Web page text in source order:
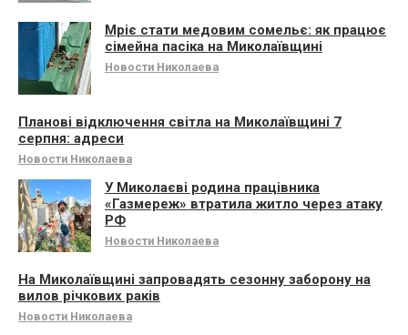
Мріє стати медовим сомельє: як працює
сімейна пасіка на Миколаївщині
Новости Николаева
Планові відключення світла на Миколаївщині 7
серпня: адреси
Новости Николаева
У Миколаєві родина працівника
«Газмереж» втратила житло через атаку
РФ
Новости Николаева
На Миколаївщині запровадять сезонну заборону на
вилов річкових раків
Новости Николаева